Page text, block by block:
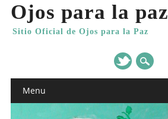
Ojos para la paz
Sitio Oficial de Ojos para la Paz
Main menu
Menu